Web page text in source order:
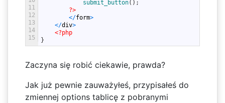
11
12
13
14
15
submit_button( ) ;
?>
</form>
</div>
<?php
}
Zaczyna się robić ciekawie, prawda?
Jak już pewnie zauważyłeś, przypisałeś do
zmiennej options tablicę z pobranymi